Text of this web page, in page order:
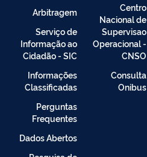
Centro
Nacional de
Supervisao
Operacional -
CNSO
Consulta
Onibus
Arbitragem
Serviço de
Informação ao
Cidadão - SIC
Informações
Classificadas
Perguntas
Frequentes
Dados Abertos